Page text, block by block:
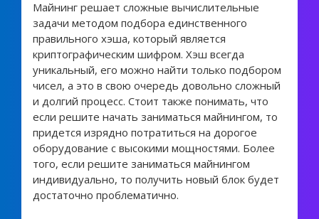
Майнинг решает сложные вычислительные
задачи методом подбора единственного
правильного хэша, который является
криптографическим шифром. Хэш всегда
уникальный, его можно найти только подбором
чисел, а это в свою очередь довольно сложный
и долгий процесс. Стоит также понимать, что
если решите начать заниматься майнингом, то
придется изрядно потратиться на дорогое
оборудование с высокими мощностями. Более
того, если решите заниматься майнингом
индивидуально, то получить новый блок будет
достаточно проблематично.